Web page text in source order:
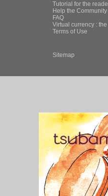
Tutorial for the
Help the
FAQ
Virtual currency :
Terms of Use
Sitemap